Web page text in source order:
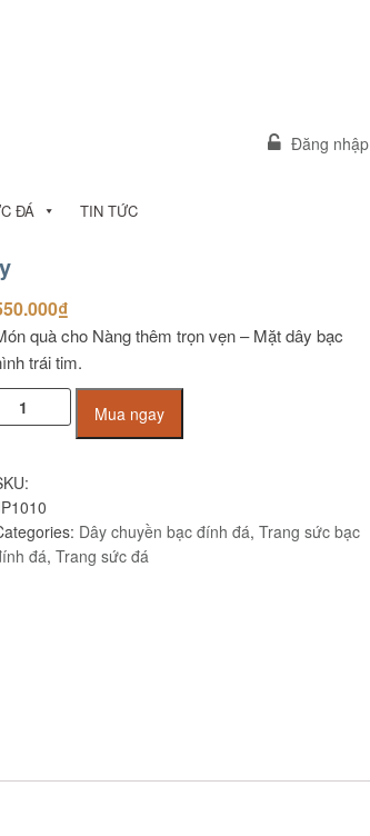
Đăng nhập
ĐÁ TIN TỨC
₫
quà cho Nàng thêm trọn vẹn – Mặt dây bạc
trái tim.
Jewelry
Mua ngay
Dây chuyền bạc đính đá, Trang sức bạc
đá, Trang sức đá